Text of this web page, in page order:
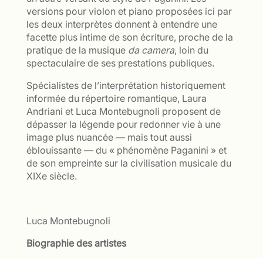
versions pour violon et piano proposées ici par
les deux interprètes donnent à entendre une
facette plus intime de son écriture, proche de la
pratique de la musique da camera, loin du
spectaculaire de ses prestations publiques.
Spécialistes de l’interprétation historiquement
informée du répertoire romantique, Laura
Andriani et Luca Montebugnoli proposent de
dépasser la légende pour redonner vie à une
image plus nuancée — mais tout aussi
éblouissante — du « phénomène Paganini » et
de son empreinte sur la civilisation musicale du
XIXe siècle.
Luca Montebugnoli
Biographie des artistes